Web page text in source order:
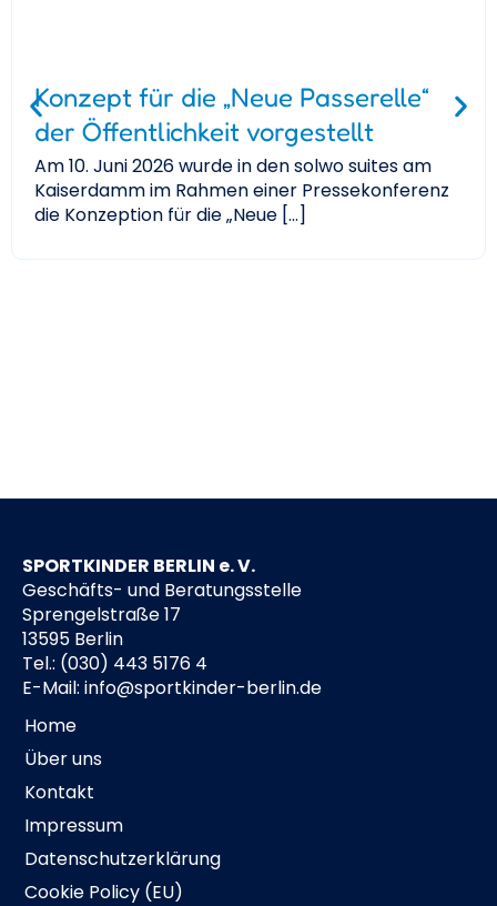
Konzept für die „Neue Passerelle“
der Öffentlichkeit vorgestellt
Am 10. Juni 2026 wurde in den solwo suites am
Kaiserdamm im Rahmen einer Pressekonferenz
die Konzeption für die „Neue […]
SPORTKINDER BERLIN e. V.
Geschäfts- und Beratungsstelle
Sprengelstraße 17
13595 Berlin
Tel.: (030) 443 5176 4
E-Mail: info@sportkinder-berlin.de
Home
Über uns
Kontakt
Impressum
Datenschutzerklärung
Cookie Policy (EU)